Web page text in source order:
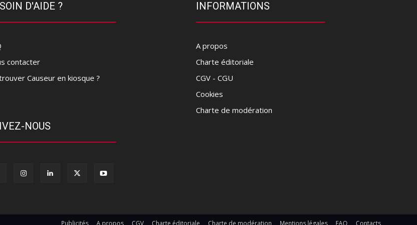
D'AIDE ?
contacter
Causeur en kiosque ?
NOUS
INFORMATIONS
A propos
Charte éditoriale
CGV - CGU
Cookies
Charte de modération
Publicités A propos CGV Charte éditoriale Charte de modération Mentions légales FAQ Contacts